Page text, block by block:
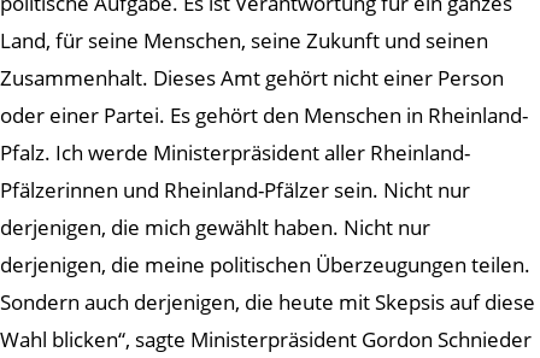
Land, für seine Menschen, seine Zukunft und seinen
Zusammenhalt. Dieses Amt gehört nicht einer Person
oder einer Partei. Es gehört den Menschen in Rheinland-
Pfalz. Ich werde Ministerpräsident aller Rheinland-
Pfälzerinnen und Rheinland-Pfälzer sein. Nicht nur
derjenigen, die mich gewählt haben. Nicht nur
derjenigen, die meine politischen Überzeugungen teilen.
Sondern auch derjenigen, die heute mit Skepsis auf diese
Wahl blicken“, sagte Ministerpräsident Gordon Schnieder